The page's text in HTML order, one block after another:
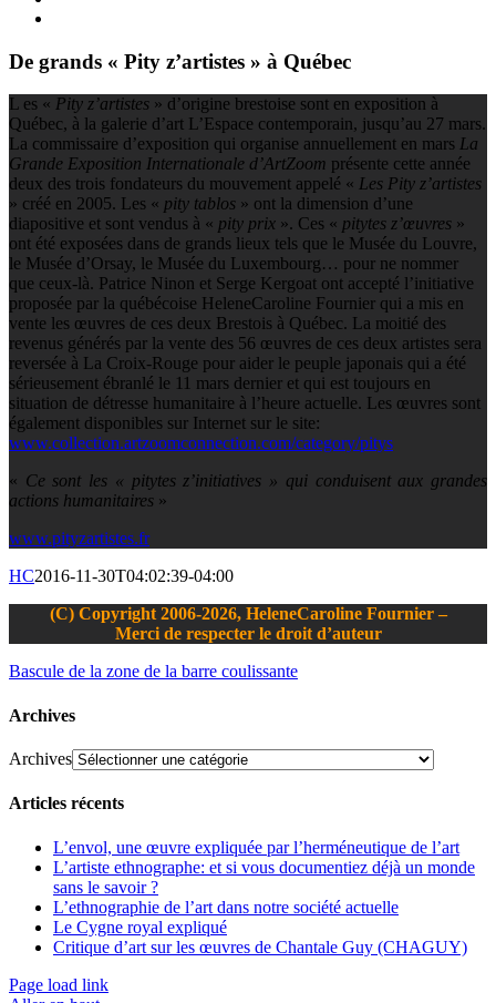
De grands « Pity z’artistes » à Québec
L es « Pity z’artistes » d’origine brestoise sont en exposition à
Québec, à la galerie d’art L’Espace contemporain, jusqu’au 27 mars.
La commissaire d’exposition qui organise annuellement en mars La
Grande Exposition Internationale d’ArtZoom présente cette année
deux des trois fondateurs du mouvement appelé « Les Pity z’artistes
» créé en 2005. Les « pity tablos » ont la dimension d’une
diapositive et sont vendus à « pity prix ». Ces « pitytes z’œuvres »
ont été exposées dans de grands lieux tels que le Musée du Louvre,
le Musée d’Orsay, le Musée du Luxembourg… pour ne nommer
que ceux-là. Patrice Ninon et Serge Kergoat ont accepté l’initiative
proposée par la québécoise HeleneCaroline Fournier qui a mis en
vente les œuvres de ces deux Brestois à Québec. La moitié des
revenus générés par la vente des 56 œuvres de ces deux artistes sera
reversée à La Croix-Rouge pour aider le peuple japonais qui a été
sérieusement ébranlé le 11 mars dernier et qui est toujours en
situation de détresse humanitaire à l’heure actuelle. Les œuvres sont
également disponibles sur Internet sur le site:
www.collection.artzoomconnection.com/category/pitys
« Ce sont les « pitytes z’initiatives » qui conduisent aux grandes
actions humanitaires »
www.pityzartistes.fr
HC2016-11-30T04:02:39-04:00
(C) Copyright 2006-2026, HeleneCaroline Fournier –
Merci de respecter le droit d’auteur
Bascule de la zone de la barre coulissante
Archives
Archives
Articles récents
L’envol, une œuvre expliquée par l’herméneutique de l’art
L’artiste ethnographe: et si vous documentiez déjà un monde
sans le savoir ?
L’ethnographie de l’art dans notre société actuelle
Le Cygne royal expliqué
Critique d’art sur les œuvres de Chantale Guy (CHAGUY)
Page load link